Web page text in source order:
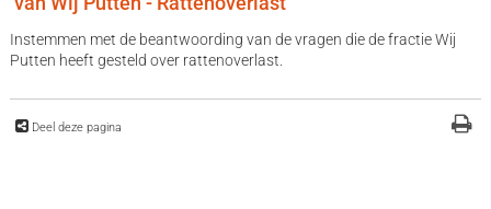
Instemmen met de beantwoording van de vragen die de fractie Wij
Putten heeft gesteld over rattenoverlast.
Deel deze pagina